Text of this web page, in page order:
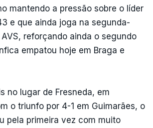
mantendo a pressão sobre o líder
e que ainda joga na segunda-
reforçando ainda o segundo
empatou hoje em Braga e
no lugar de Fresneda, em
o triunfo por 4-1 em Guimarães, o
pela primeira vez com muito